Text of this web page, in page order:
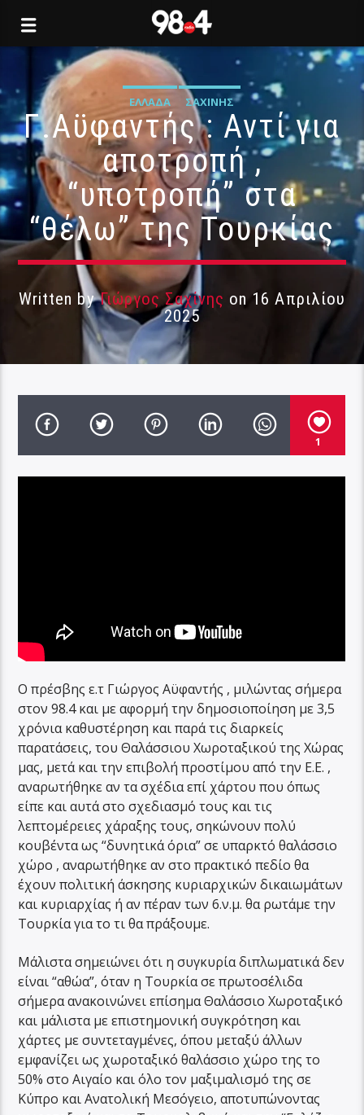
ΕΛΛΆΔΑ ΣΑΧΊΝΗΣ
Γ.Αϋφαντής : Αντί για
αποτροπή ,
“υποτροπή” στα
“θέλω” της Τουρκίας
Written byΓιώργος Σαχίνης on 16 Απριλίου
2025
1
Ο πρέσβης ε.τ Γιώργος Αϋφαντής , μιλώντας σήμερα
στον 98.4 και με αφορμή την δημοσιοποίηση με 3,5
χρόνια καθυστέρηση και παρά τις διαρκείς
παρατάσεις, του Θαλάσσιου Χωροταξικού της Χώρας
μας, μετά και την επιβολή προστίμου από την Ε.Ε. ,
αναρωτήθηκε αν τα σχέδια επί χάρτου που όπως
είπε και αυτά στο σχεδιασμό τους και τις
λεπτομέρειες χάραξης τους, σηκώνουν πολύ
κουβέντα ως “δυνητικά όρια” σε υπαρκτό θαλάσσιο
χώρο , αναρωτήθηκε αν στο πρακτικό πεδίο θα
έχουν πολιτική άσκησης κυριαρχικών δικαιωμάτων
και κυριαρχίας ή αν πέραν των 6.ν.μ. θα ρωτάμε την
Τουρκία για το τι θα πράξουμε.
Μάλιστα σημειώνει ότι η συγκυρία διπλωματικά δεν
είναι “αθώα”, όταν η Τουρκία σε πρωτοσέλιδα
σήμερα ανακοινώνει επίσημα Θαλάσσιο Χωροταξικό
και μάλιστα με επιστημονική συγκρότηση και
χάρτες με συντεταγμένες, όπου μεταξύ άλλων
εμφανίζει ως χωροταξικό θαλάσσιο χώρο της το
50% στο Αιγαίο και όλο τον μαξιμαλισμό της σε
Κύπρο και Ανατολική Μεσόγειο, αποτυπώνοντας